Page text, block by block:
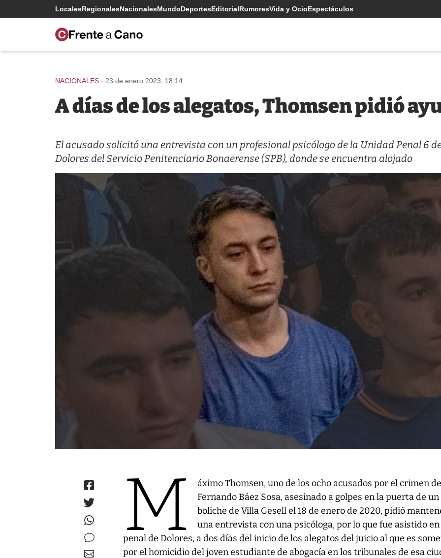
LocalesRegionalesNacionalesMundoDeportesEditorialRumoresVida y OcioEspectáculos
NACIONALES - 23 de enero 2023, 18:14
A días de los alegatos, Thomsen pidió
El acusado solicitó una entrevista con un profesional psicólogo de la Unidad Penal 6
Dolores del Servicio Penitenciario Bonaerense (SPB), donde se encuentra alojado
M
áximo Thomsen, uno de los ocho acusados por el crimen de
Fernando Báez Sosa, asesinado a golpes en la puerta de un
boliche de Villa Gesell el 18 de enero de 2020, pidió
una entrevista con una psicóloga, por lo que fue asistido
penal de Dolores, a dos días del inicio de los alegatos del juicio al que es
por el homicidio del joven estudiante de abogacía en los tribunales de esa